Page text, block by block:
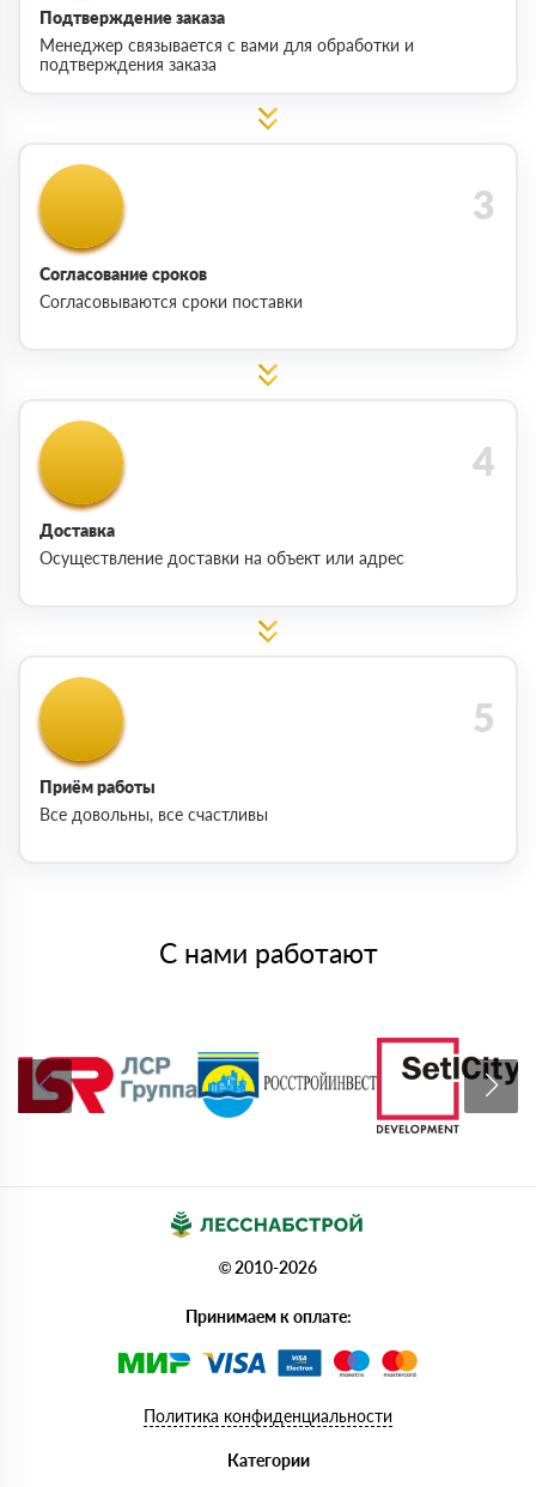
Подтверждение заказа
Менеджер связывается с вами для обработки и
подтверждения заказа
Согласование сроков
Согласовываются сроки поставки
Доставка
Осуществление доставки на объект или адрес
Приём работы
Все довольны, все счастливы
С нами работают
© 2010-2026
Принимаем к оплате:
Политика конфиденциальности
Категории